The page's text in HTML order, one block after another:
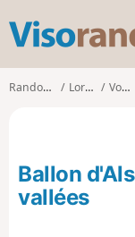
Randonnées Lorraine Vosges
Ballon
vallées